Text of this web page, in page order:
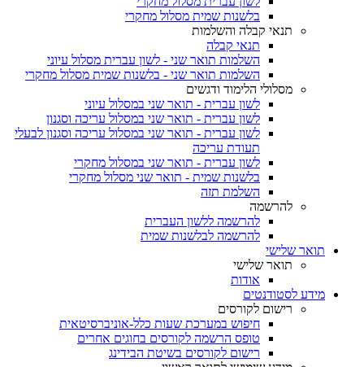
בלשנות שמית מסלול מחקרי
תנאי קבלה והשלמות
תנאי קבלה
השלמות תואר שני - לשון עברית מסלול עיוני
השלמות תואר שני - בלשנות שמית מסלול מחקרי
מסלולי הלימוד ודגשים
לשון עברית - תואר שני במסלול עיוני
לשון עברית - תואר שני במסלול עריכה וסגנון
לשון עברית - תואר שני במסלול עריכה וסגנון לבעלי
תעודת עריכה
לשון עברית - תואר שני במסלול מחקרי
בלשנות שמית - תואר שני מסלול מחקרי
השלמת תזה
להרשמה
להרשמה ללשון העברית
להרשמה לבלשנות שמית
תואר שלישי
תואר שלישי
אודות
מידע לסטודנטים
רישום לקורסים
חיפוש במערכת שעות כלל-אוניברסיטאית
טופס הרשמה לקורסים בחוגים אחרים
רישום לקורסים בשיטת הבידינג